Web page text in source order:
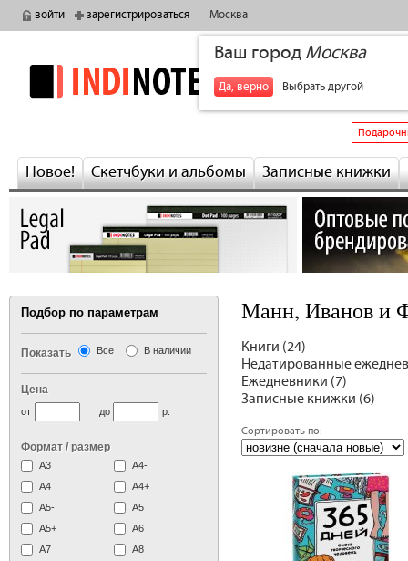
войти зарегистрироваться Москва
Ваш город Москва
Да, верно Выбрать другой
indinotes
Новое! Скетчбуки и альбомы Записные книжки
Манн, Иванов и
Книги (24)
Недатированные
Ежедневники (7)
Записные книжки (6)
Сортировать по:
Подбор по параметрам
Показать Все В наличии
Цена
до
от р.
Формат / размер
А3
А4-
А4
A4+
А5-
А5
A5+
А6
А7
A8